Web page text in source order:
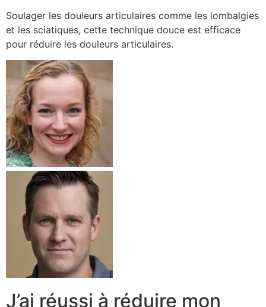
Soulager les douleurs articulaires comme les lombalgies
et les sciatiques, cette technique douce est efficace
pour réduire les douleurs articulaires.
J’ai réussi à réduire mon